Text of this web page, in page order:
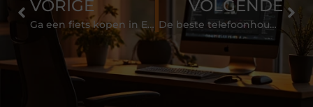
VORIGE
Ga een fiets kopen in Enschede en trek er op uit
VOLGENDE
De beste telefoonhouder voor het sporten vind je hier